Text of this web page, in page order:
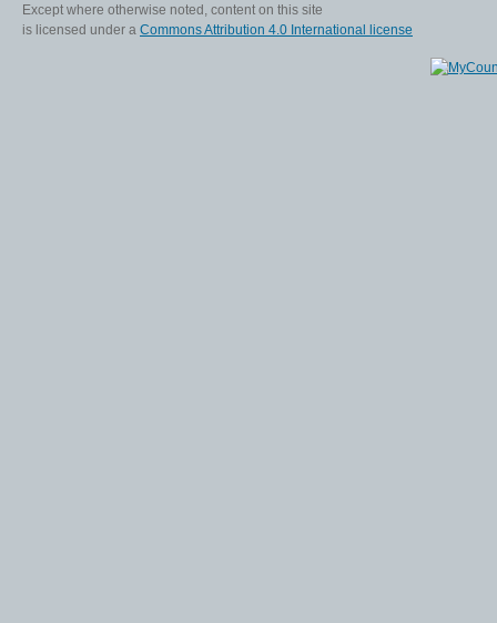
Except where otherwise noted, content on this site
is licensed under a Commons Attribution 4.0 International license